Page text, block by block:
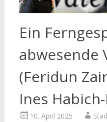
Ein
abwesende
(Feridun
Ines
10. April 2025